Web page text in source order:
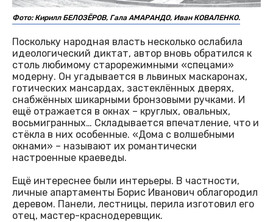
Фото: Кирилл БЕЛОЗЁРОВ, Гала АМАРАНДО, Иван КОВАЛЕНКО.
Поскольку народная власть несколько ослабила
идеологический диктат, автор вновь обратился к
столь любимому старорежимными «спецами»
модерну. Он угадывается в львиных маскаронах,
готических мансардах, застеклённых дверях,
снабжённых шикарными бронзовыми ручками. И
ещё отражается в окнах – круглых, овальных,
восьмигранных… Складывается впечатление, что и
стёкла в них особенные. «Дома с волшебными
окнами» – называют их романтически
настроенные краеведы.
Ещё интереснее были интерьеры. В частности,
личные апартаменты Борис Иванович облагородил
деревом. Панели, лестницы, перила изготовил его
отец, мастер-краснодеревщик.